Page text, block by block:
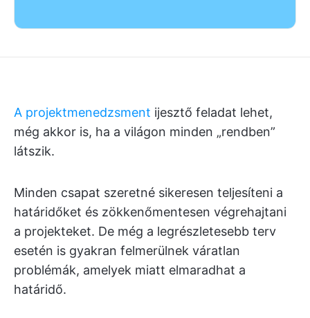
A projektmenedzsment ijesztő feladat lehet,
még akkor is, ha a világon minden „rendben”
látszik.
Minden csapat szeretné sikeresen teljesíteni a
határidőket és zökkenőmentesen végrehajtani
a projekteket. De még a legrészletesebb terv
esetén is gyakran felmerülnek váratlan
problémák, amelyek miatt elmaradhat a
határidő.